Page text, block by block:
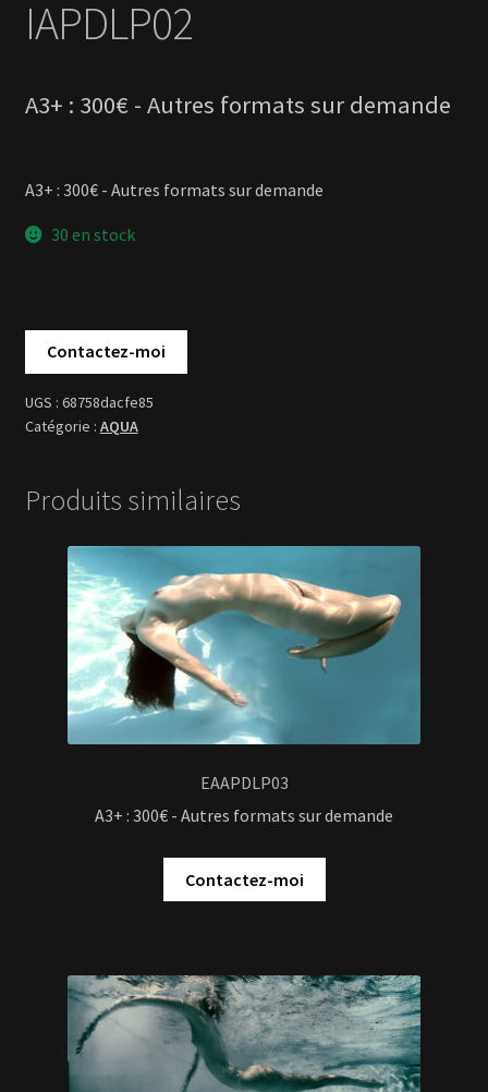
A3+ : 300€ - Autres formats sur demande
30 en stock
68758dacfe85
AQUA
Produits similaires
EAAPDLP03
A3+ : 300€ - Autres formats sur demande
Contactez-moi